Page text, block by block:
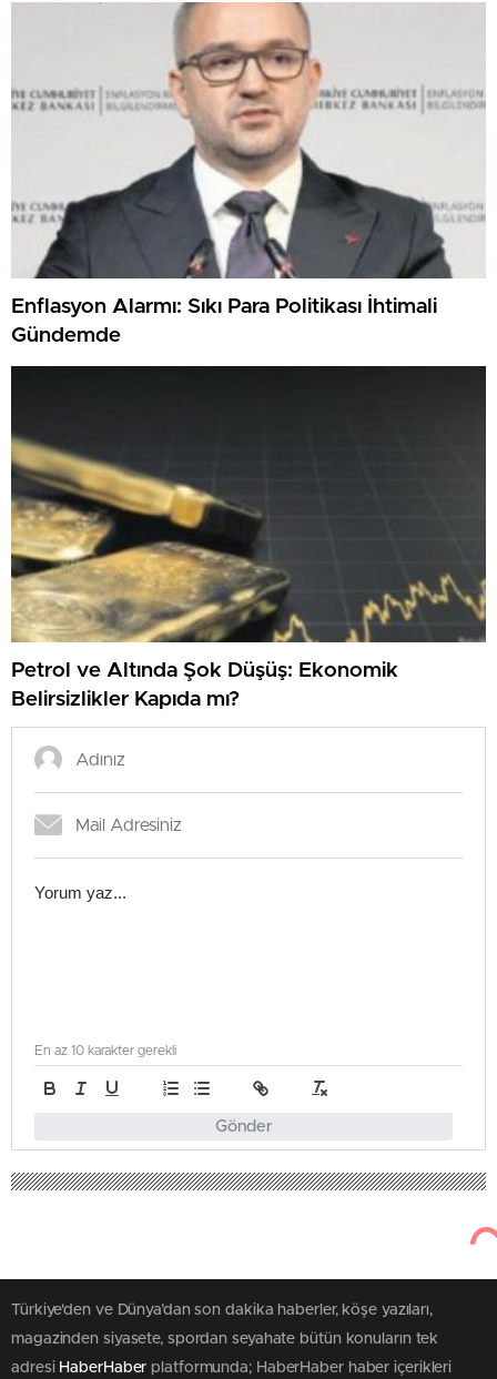
Enflasyon Alarmı: Sıkı Para Politikası İhtimali
Gündemde
Petrol ve Altında Şok Düşüş: Ekonomik
Belirsizlikler Kapıda mı?
Gönder
En az 10 karakter gerekli
Türkiye'den ve Dünya’dan son dakika haberler, köşe yazıları,
magazinden siyasete, spordan seyahate bütün konuların tek
adresi HaberHaber platformunda; HaberHaber haber içerikleri